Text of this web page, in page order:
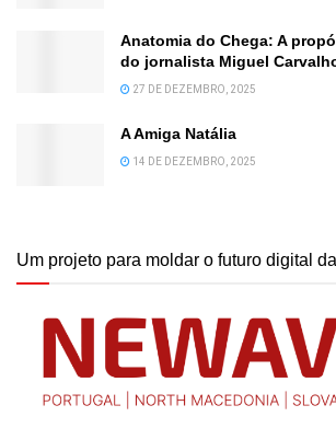
Anatomia do Chega: A
do jornalista Miguel
27 DE DEZEMBRO, 2025
A Amiga Natália
14 DE DEZEMBRO, 2025
Um projeto para moldar o futuro digital